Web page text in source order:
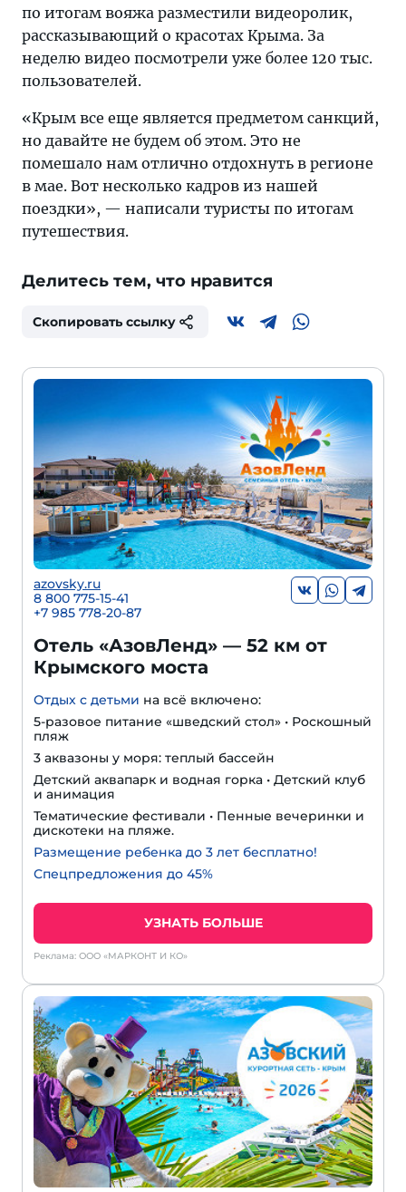
по итогам вояжа разместили видеоролик,
рассказывающий о красотах Крыма. За
неделю видео посмотрели уже более 120 тыс.
пользователей.
«Крым все еще является предметом санкций,
но давайте не будем об этом. Это не
помешало нам отлично отдохнуть в регионе
в мае. Вот несколько кадров из нашей
поездки», — написали туристы по итогам
путешествия.
Делитесь тем, что нравится
Скопировать ссылку
azovsky.ru
8 800 775-15-41
+7 985 778-20-87
Отель «АзовЛенд» — 52 км от
Крымского моста
Отдых с детьми на всё включено:
5-разовое питание «шведский стол» • Роскошный
пляж
3 аквазоны у моря: теплый бассейн
Детский аквапарк и водная горка • Детский клуб
и анимация
Тематические фестивали • Пенные вечеринки и
дискотеки на пляже.
Размещение ребенка до 3 лет бесплатно!
Спецпредложения до 45%
УЗНАТЬ БОЛЬШЕ
Реклама: ООО «МАРКОНТ И КО»